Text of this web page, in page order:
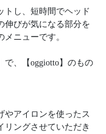
トし、短時間でヘッド
伸びが気になる部分を
ニューです。
で、【oggiotto】のもの
やアイロンを使ったス
リングさせていただき